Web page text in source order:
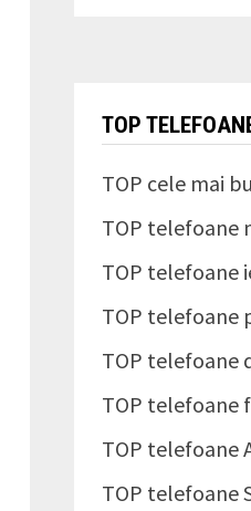
TOP
TOP cele mai
TOP telefoane
TOP telefoane
TOP telefoane
TOP telefoane
TOP telefoane
TOP telefoane
TOP telefoane